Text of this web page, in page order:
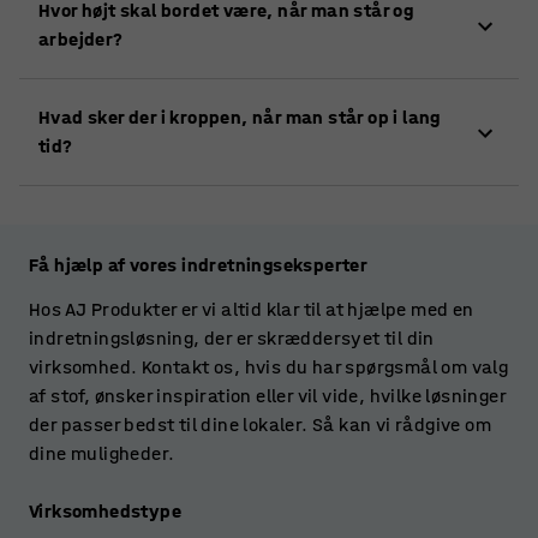
cellerne. Du vil føle dig mere opmærksom og få mere
energi, hvis du står på et ordentligt underlag.
arbejdsdagen. Bevar en god rygholdning, og indstil
dit arbejdsbord til en ergonomisk arbejdshøjde. Brug
Hvor højt skal bordet være, når man står og
arbejder?
albuehøjde eller lidt lavere afhængigt af de opgaver,
der skal udføres.
Hvad sker der i kroppen, når man står op i lang
tid?
med at pumpe blodet op gennem kroppen, men hvis
underlag, forringes blodcirkulationen. Cellerne får
mindre ilt, og man bliver mere træt. Langvarigt
stående arbejde belaster musklerne, hvilket kan
føre til smertefulde problemer.
Få hjælp af vores indretningseksperter
Hos AJ Produkter er vi altid klar til at hjælpe med en
indretningsløsning, der er skræddersyet til din
virksomhed. Kontakt os, hvis du har spørgsmål om valg
af stof, ønsker inspiration eller vil vide, hvilke løsninger
der passer bedst til dine lokaler. Så kan vi rådgive om
dine muligheder.
Virksomhedstype